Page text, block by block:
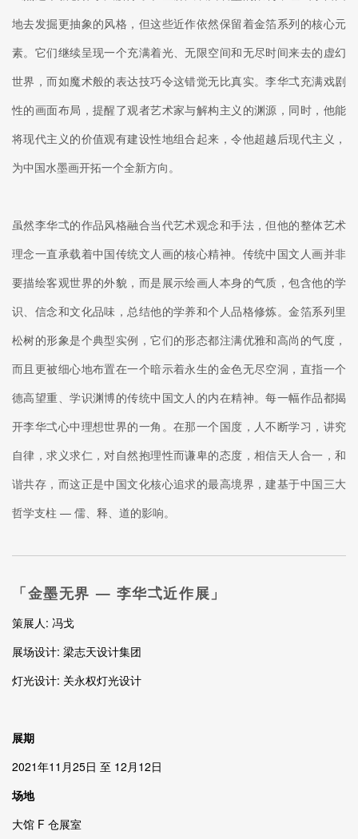
地去发掘更抽象的风格，但这些近作依然保留着金箔系列的核心元
素。它们继续呈现一个充满着光、无限空间和无尽时间来去的虚幻
世界，而如魔术般的表达技巧令这错觉无比真实。李华弌充满戏剧
性的画面布局，提醒了观者艺术家与解构主义的渊源，同时，他能
将现代主义的价值观有建设性地组合起来，令他超越后现代主义，
为中国水墨画开拓一个全新方向。
虽然李华弌的作品风格融合当代艺术观念和手法，但他的整体艺术
理念一直承载着中国传统文人画的核心精神。传统中国文人画并非
要描绘客观世界的外貌，而是展示绘画人本身的气质，包含他的学
识、信念和文化品味，总结他的学养和个人品格修炼。金箔系列里
松树的形象是个典型实例，它们的形态都注满优雅和高尚的气度，
而且更被细心地布置在一个暗示着永生的金色无尽空洞，直指一个
德高望重、学识渊博的传统中国文人的内在精神。每一幅作品都揭
开李华弌心中理想世界的一角。在那一个国度，人不断学习，讲究
自律，求义求仁，对自然抱理性而谦卑的态度，相信天人合一，和
谐共存，而这正是中国文化核心追求的最高境界，建基于中国三大
哲学支柱 — 儒、释、道的影响。
「金墨无界 — 李华弌近作展」
策展人: 冯戈
展场设计: 梁志天设计集团
灯光设计: 关永权灯光设计
展期
2021年11月25日 至 12月12日
场地
大馆 F 仓展室